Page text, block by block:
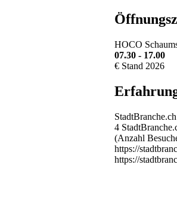
HOCO
07.30 - 17.00
€ Stand 2026
StadtBranche.ch
4
(Anzahl
https://
https://